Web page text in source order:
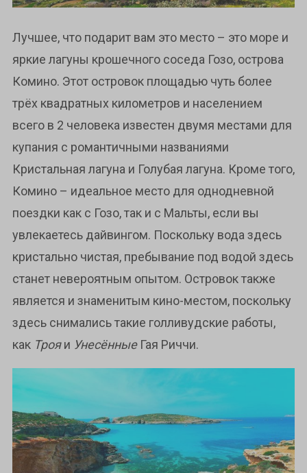
Лучшее, что подарит вам это место – это море и
яркие лагуны крошечного соседа Гозо, острова
Комино. Этот островок площадью чуть более
трёх квадратных километров и населением
всего в 2 человека известен двумя местами для
купания с романтичными названиями
Кристальная лагуна и Голубая лагуна. Кроме того,
Комино – идеальное место для однодневной
поездки как с Гозо, так и с Мальты, если вы
увлекаетесь дайвингом. Поскольку вода здесь
кристально чистая, пребывание под водой здесь
станет невероятным опытом. Островок также
является и знаменитым кино-местом, поскольку
здесь снимались такие голливудские работы,
как Трояи УнесённыеГая Риччи.